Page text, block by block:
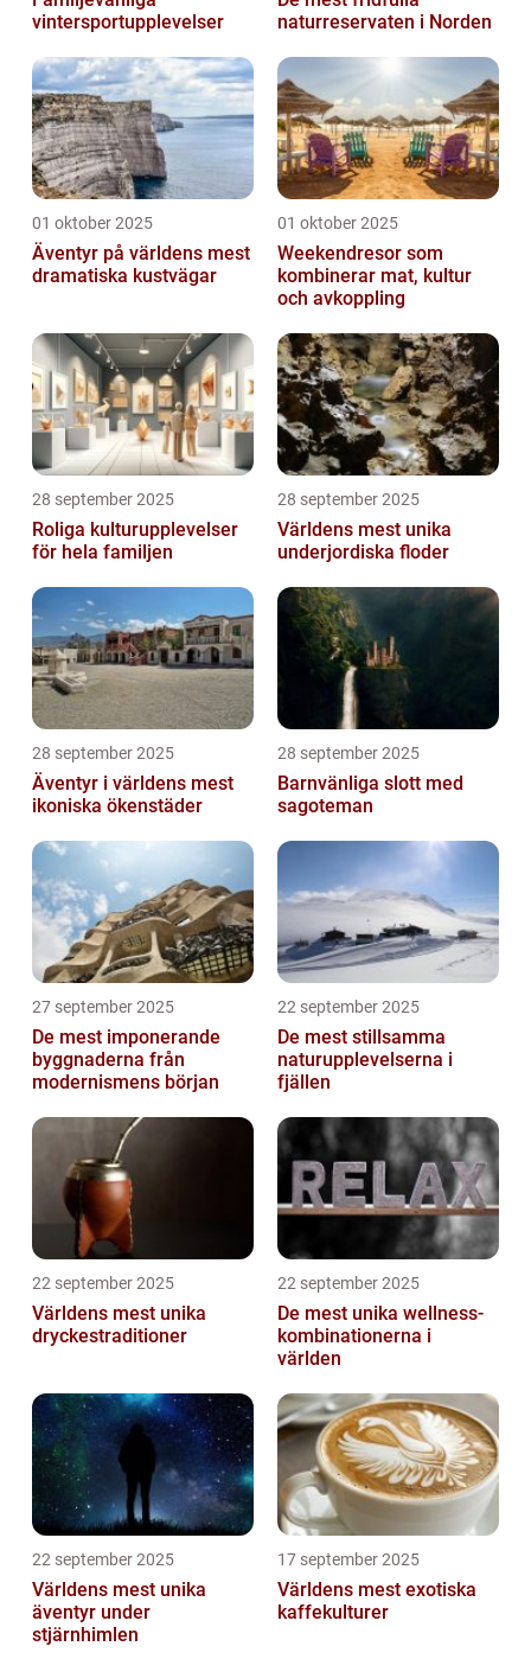
vintersportupplevelser
naturreservaten i Norden
01 oktober 2025
Äventyr på världens mest
dramatiska kustvägar
01 oktober 2025
Weekendresor som
kombinerar mat, kultur
och avkoppling
28 september 2025
Roliga kulturupplevelser
för hela familjen
28 september 2025
Världens mest unika
underjordiska floder
28 september 2025
Äventyr i världens mest
ikoniska ökenstäder
28 september 2025
Barnvänliga slott med
sagoteman
27 september 2025
De mest imponerande
byggnaderna från
modernismens början
22 september 2025
De mest stillsamma
naturupplevelserna i
fjällen
22 september 2025
Världens mest unika
dryckestraditioner
22 september 2025
De mest unika wellness-
kombinationerna i
världen
22 september 2025
Världens mest unika
äventyr under
stjärnhimlen
17 september 2025
Världens mest exotiska
kaffekulturer